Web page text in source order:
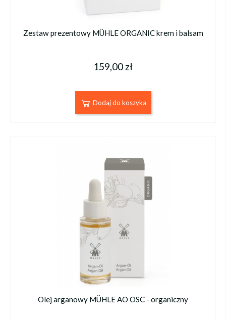
Zestaw prezentowy MÜHLE ORGANIC krem i balsam
159,00 zł
Dodaj do koszyka
Olej arganowy MÜHLE AO OSC - organiczny